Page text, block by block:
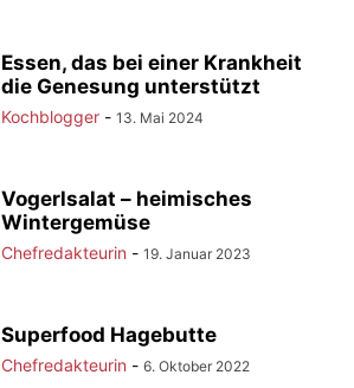
Essen, das bei einer Krankheit
die Genesung unterstützt
Kochblogger - 13. Mai 2024
Vogerlsalat – heimisches
Wintergemüse
Chefredakteurin - 19. Januar 2023
Superfood Hagebutte
Chefredakteurin - 6. Oktober 2022